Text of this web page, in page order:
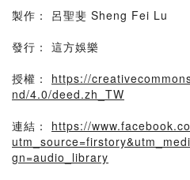
製作： 呂聖斐 Sheng Fei Lu
發行： 這方娛樂
授權： https://
nd/4.0/deed.zh_TW
連結： https://
gn=audio_library